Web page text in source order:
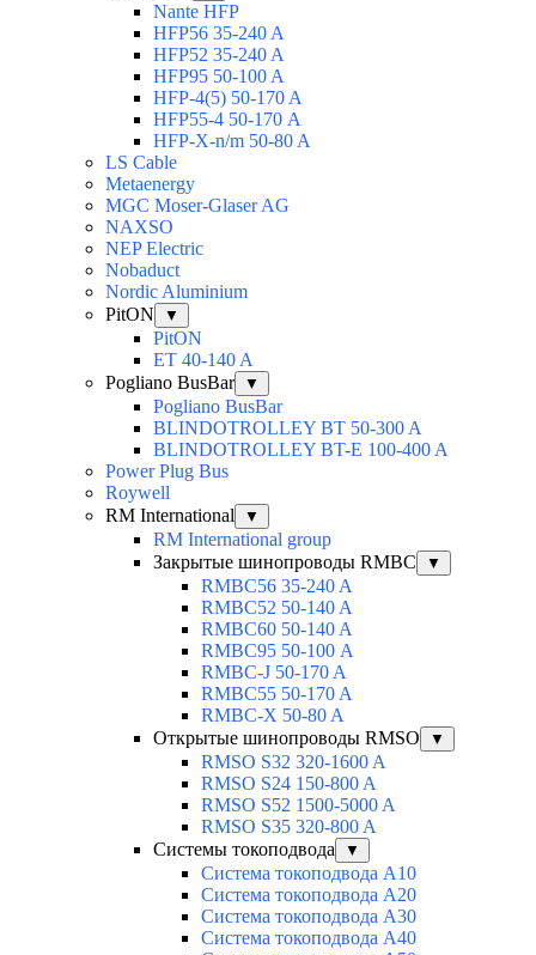
Nante HFP
HFP56 35-240 A
HFP52 35-240 A
HFP95 50-100 A
HFP-4(5) 50-170 A
HFP55-4 50-170 А
HFP-X-n/m 50-80 A
LS Cable
Metaenergy
MGC Moser-Glaser AG
NAXSO
NEP Electric
Nobaduct
Nordic Aluminium
PitON
▼
PitON
ET 40-140 A
Pogliano BusBar
▼
Pogliano BusBar
BLINDOTROLLEY BT 50-300 A
BLINDOTROLLEY BT-E 100-400 A
Power Plug Bus
Roywell
RM International
▼
RM International group
Закрытые шинопроводы RMBC
▼
RMBC56 35-240 A
RMBC52 50-140 A
RMBC60 50-140 A
RMBC95 50-100 А
RMBC-J 50-170 A
RMBC55 50-170 A
RMBC-X 50-80 A
Открытые шинопроводы RMSO
▼
RMSO S32 320-1600 A
RMSO S24 150-800 A
RMSO S52 1500-5000 A
RMSO S35 320-800 A
Системы токоподвода
▼
Система токоподвода А10
Система токоподвода А20
Система токоподвода А30
Система токоподвода А40